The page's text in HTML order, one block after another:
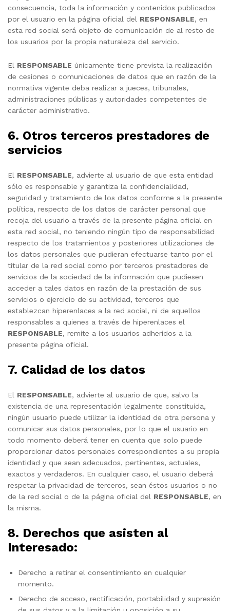
consecuencia, toda la información y contenidos publicados
por el usuario en la página oficial del RESPONSABLE, en
esta red social será objeto de comunicación de al resto de
los usuarios por la propia naturaleza del servicio.
El RESPONSABLE únicamente tiene prevista la realización
de cesiones o comunicaciones de datos que en razón de la
normativa vigente deba realizar a jueces, tribunales,
administraciones públicas y autoridades competentes de
carácter administrativo.
6. Otros terceros prestadores de
servicios
El RESPONSABLE, advierte al usuario de que esta entidad
sólo es responsable y garantiza la confidencialidad,
seguridad y tratamiento de los datos conforme a la presente
política, respecto de los datos de carácter personal que
recoja del usuario a través de la presente página oficial en
esta red social, no teniendo ningún tipo de responsabilidad
respecto de los tratamientos y posteriores utilizaciones de
los datos personales que pudieran efectuarse tanto por el
titular de la red social como por terceros prestadores de
servicios de la sociedad de la información que pudiesen
acceder a tales datos en razón de la prestación de sus
servicios o ejercicio de su actividad, terceros que
establezcan hiperenlaces a la red social, ni de aquellos
responsables a quienes a través de hiperenlaces el
RESPONSABLE, remite a los usuarios adheridos a la
presente página oficial.
7. Calidad de los datos
El RESPONSABLE, advierte al usuario de que, salvo la
existencia de una representación legalmente constituida,
ningún usuario puede utilizar la identidad de otra persona y
comunicar sus datos personales, por lo que el usuario en
todo momento deberá tener en cuenta que solo puede
proporcionar datos personales correspondientes a su propia
identidad y que sean adecuados, pertinentes, actuales,
exactos y verdaderos. En cualquier caso, el usuario deberá
respetar la privacidad de terceros, sean éstos usuarios o no
de la red social o de la página oficial del RESPONSABLE, en
la misma.
8. Derechos que asisten al
Interesado:
Derecho a retirar el consentimiento en cualquier
momento.
Derecho de acceso, rectificación, portabilidad y supresión